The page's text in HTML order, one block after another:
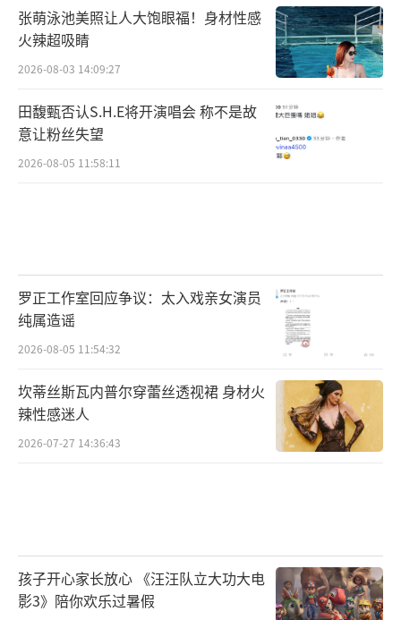
张萌泳池美照让人大饱眼福！身材性感
火辣超吸睛
2026-08-03 14:09:27
田馥甄否认S.H.E将开演唱会 称不是故
意让粉丝失望
2026-08-05 11:58:11
罗正工作室回应争议：太入戏亲女演员
纯属造谣
2026-08-05 11:54:32
坎蒂丝斯瓦内普尔穿蕾丝透视裙 身材火
辣性感迷人
2026-07-27 14:36:43
孩子开心家长放心 《汪汪队立大功大电
影3》陪你欢乐过暑假